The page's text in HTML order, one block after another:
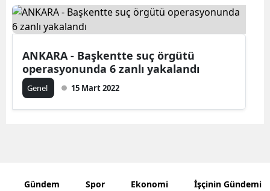
Balıkesir
Bilecik
Bolu
Çanakkale
ANKARA - Başkentte suç örgütü
operasyonunda 6 zanlı yakalandı
Genel 15 Mart 2022
Gündem Spor Ekonomi İşçinin Gündemi